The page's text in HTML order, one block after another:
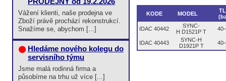
KODE MODEL
IDAC 40442
SYNC-
H D1521P T
IDAC 40443
SYNC-H
D1921P T
Vážení klienti, naše prodejna ve
Zboží právě prochází rekonstrukcí.
Snažíme se, abychom [...]
Hledáme nového kolegu do
servisního týmu
Jsme malá rodinná firma a
působíme na trhu už více [...]